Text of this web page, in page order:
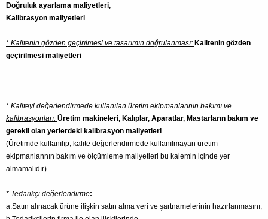
Doğruluk ayarlama maliyetleri,
Kalibrasyon maliyetleri
* Kalitenin gözden geçirılmesi ve tasarımın doğrulanması: Kalitenin gözden
geçirilmesi maliyetleri
* Kaliteyi değerlendirmede kullanılan üretim ekipmanlarının bakımı ve
kalibrasyonları: Üretim makineleri, Kalıplar, Aparatlar, Mastarların bakım ve
gerekli olan yerlerdeki kalibrasyon maliyetleri
(Üretimde kullanılıp, kalite değerlendirmede kullanılmayan üretim
ekipmanlannın bakım ve ölçümleme maliyetleri bu kalemin içinde yer
almamalıdır)
* Tedarikçi değerlendirme:
a.Satın alınacak ürüne ilişkin satın alma veri ve şartnamelerinin hazırlanmasını,